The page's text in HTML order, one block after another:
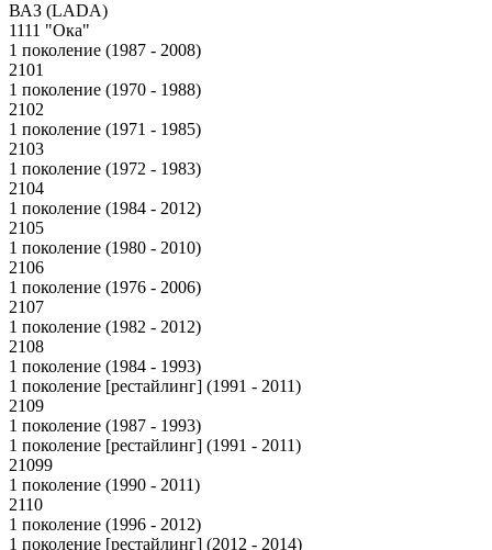
ВАЗ (LADA)
1111 "Ока"
1 поколение (1987 - 2008)
2101
1 поколение (1970 - 1988)
2102
1 поколение (1971 - 1985)
2103
1 поколение (1972 - 1983)
2104
1 поколение (1984 - 2012)
2105
1 поколение (1980 - 2010)
2106
1 поколение (1976 - 2006)
2107
1 поколение (1982 - 2012)
2108
1 поколение (1984 - 1993)
1 поколение [рестайлинг] (1991 - 2011)
2109
1 поколение (1987 - 1993)
1 поколение [рестайлинг] (1991 - 2011)
21099
1 поколение (1990 - 2011)
2110
1 поколение (1996 - 2012)
1 поколение [рестайлинг] (2012 - 2014)